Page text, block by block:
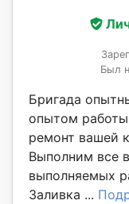
Был
Бригада
опытом
ремонт вашей
Выполним все
выполняемых
Заливка ...